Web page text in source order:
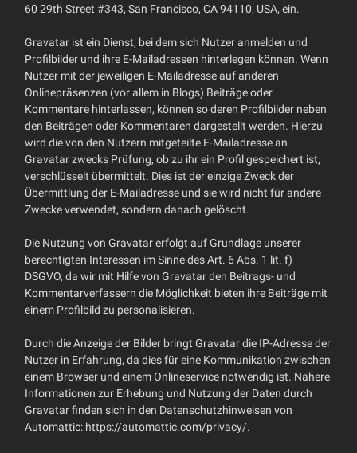
60 29th Street #343, San Francisco, CA 94110, USA, ein.
Gravatar ist ein Dienst, bei dem sich Nutzer anmelden und
Profilbilder und ihre E-Mailadressen hinterlegen können. Wenn
Nutzer mit der jeweiligen E-Mailadresse auf anderen
Onlinepräsenzen (vor allem in Blogs) Beiträge oder
Kommentare hinterlassen, können so deren Profilbilder neben
den Beiträgen oder Kommentaren dargestellt werden. Hierzu
wird die von den Nutzern mitgeteilte E-Mailadresse an
Gravatar zwecks Prüfung, ob zu ihr ein Profil gespeichert ist,
verschlüsselt übermittelt. Dies ist der einzige Zweck der
Übermittlung der E-Mailadresse und sie wird nicht für andere
Zwecke verwendet, sondern danach gelöscht.
Die Nutzung von Gravatar erfolgt auf Grundlage unserer
berechtigten Interessen im Sinne des Art. 6 Abs. 1 lit. f)
DSGVO, da wir mit Hilfe von Gravatar den Beitrags- und
Kommentarverfassern die Möglichkeit bieten ihre Beiträge mit
einem Profilbild zu personalisieren.
Durch die Anzeige der Bilder bringt Gravatar die IP-Adresse der
Nutzer in Erfahrung, da dies für eine Kommunikation zwischen
einem Browser und einem Onlineservice notwendig ist. Nähere
Informationen zur Erhebung und Nutzung der Daten durch
Gravatar finden sich in den Datenschutzhinweisen von
Automattic: https://automattic.com/privacy/.